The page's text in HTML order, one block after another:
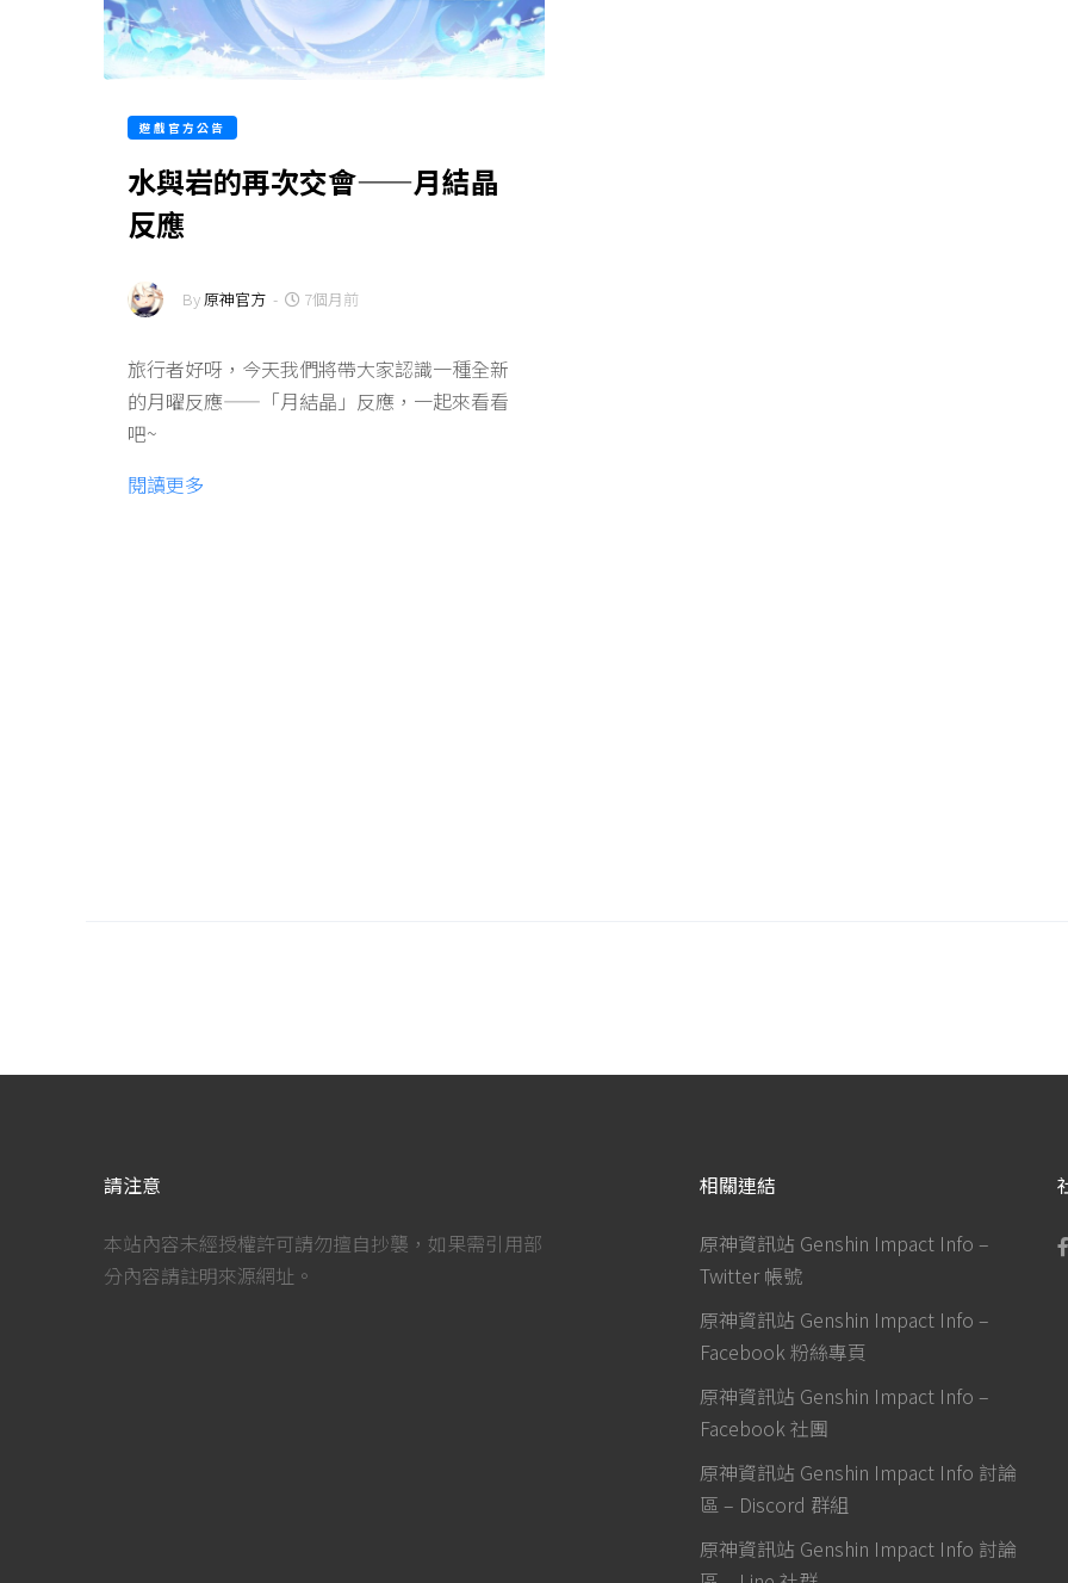
遊戲官方公告
水與岩的再次交會——月結晶
反應
By原神官方 - 7個月前
旅行者好呀，今天我們將帶大家認識一種全新
的月曜反應——「月結晶」反應，一起來看看
吧~
閱讀更多
請注意
本站內容未經授權許可請勿擅自抄襲，如果需引用部
分內容請註明來源網址。
相關連結
原神資訊站 Genshin Impact Info –
Twitter 帳號
原神資訊站 Genshin Impact Info –
Facebook 粉絲專頁
原神資訊站 Genshin Impact Info –
Facebook 社團
原神資訊站 Genshin Impact Info 討論
區 – Discord 群組
原神資訊站 Genshin Impact Info 討論